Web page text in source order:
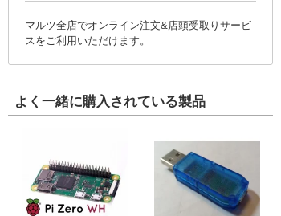
マルツ全店でオンライン注文&店頭受取りサービ
スをご利用いただけます。
よく一緒に購入されている製品